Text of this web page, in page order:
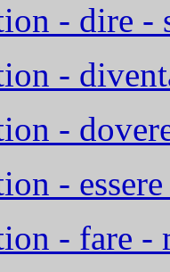
- dire -
-
-
-
- fare -